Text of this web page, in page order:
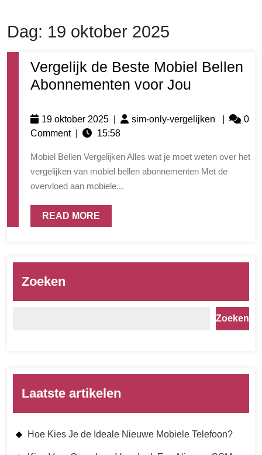
Dag: 19 oktober 2025
Vergelijk de Beste Mobiel Bellen
Abonnementen voor Jou
19 oktober 2025 sim-only-vergelijken
0
Comment
15:58
Mobiel Bellen Vergelijken Alles wat je moet weten over het
vergelijken van mobiel bellen abonnementen Met de
overvloed aan mobiele...
READ MORE
Zoeken
Zoeken
Laatste artikelen
Hoe Kies Je de Ideale Nieuwe Mobiele Telefoon?